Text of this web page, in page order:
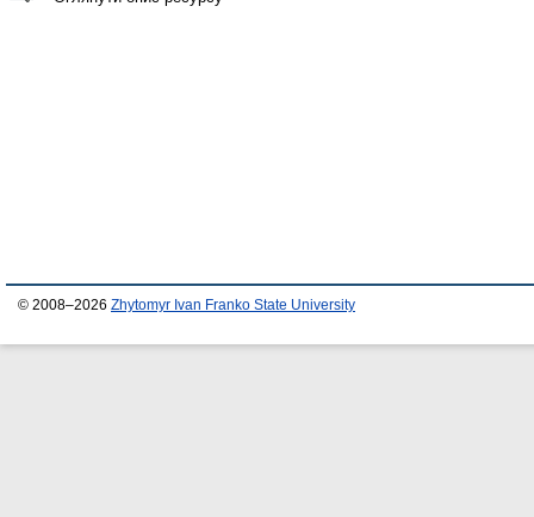
© 2008–2026 Zhytomyr Ivan Franko State University